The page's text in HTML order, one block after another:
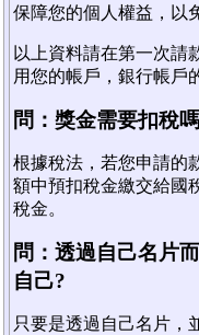
保障您的個人權益，以
以上資料請在第一次請
用您的帳戶，銀行帳戶
問：獎金需要扣稅
根據稅法，若您申請的
額中預扣稅金繳交給國
稅金。
問：透過自己名片
自己?
只要是透過自己名片，